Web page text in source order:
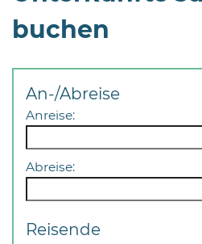
und
sowie
buchen
An-/Abreise
Anreise:
Abreise:
Reisende